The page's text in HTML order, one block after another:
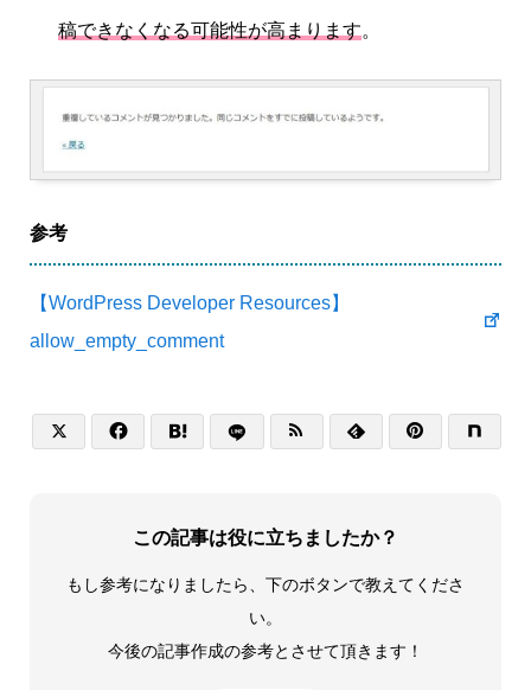
稿できなくなる可能性が高まります。
参考
【WordPress Developer Resources】
allow_empty_comment
     
この記事は役に立ちましたか？
もし参考になりましたら、下のボタンで教えてくださ
い。
今後の記事作成の参考とさせて頂きます！